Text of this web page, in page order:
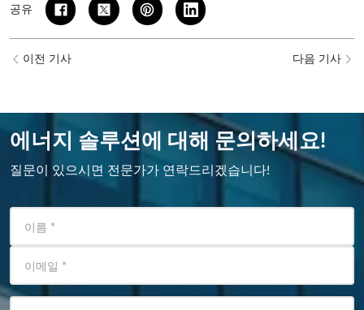
공유
이전 기사 다음 기사
에너지 솔루션에 대해 문의하세요!
질문이 있으시면 전문가가 연락드리겠습니다!
이름 *
이메일 *